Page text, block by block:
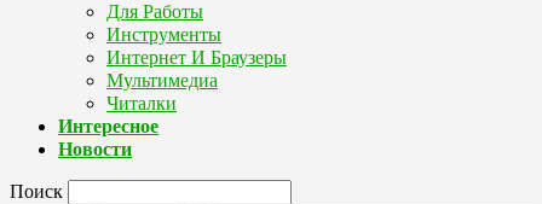
Для Работы
Инструменты
Интернет И Браузеры
Мультимедиа
Читалки
Интересное
Новости
Поиск